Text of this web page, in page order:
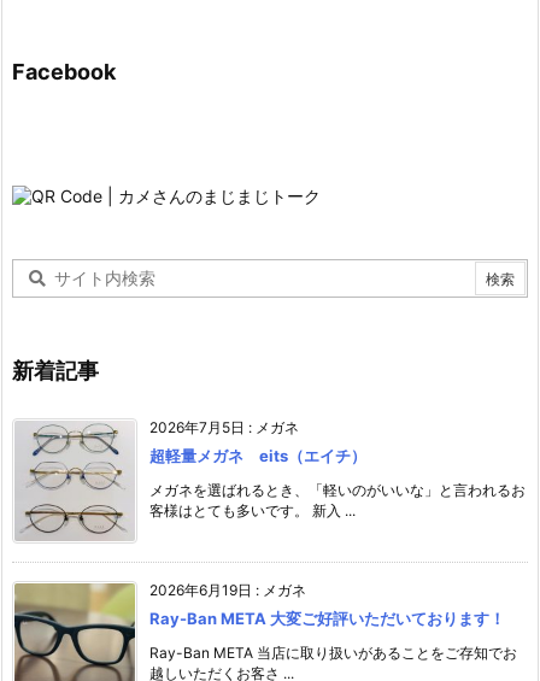
Facebook
新着記事
2026年7月5日 : メガネ
超軽量メガネ eits（エイチ）
メガネを選ばれるとき、「軽いのがいいな」と言われるお
客様はとても多いです。 新入 ...
2026年6月19日 : メガネ
Ray-Ban META 大変ご好評いただいております！
Ray-Ban META 当店に取り扱いがあることをご存知でお
越しいただくお客さ ...